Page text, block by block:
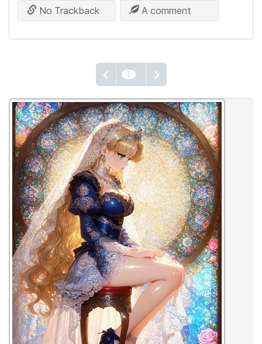
No Trackback A comment
1